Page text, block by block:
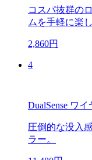
コスパ抜群の
ムを手軽に楽
2,860円
4
DualSense ワ
圧倒的な没入
ラー。